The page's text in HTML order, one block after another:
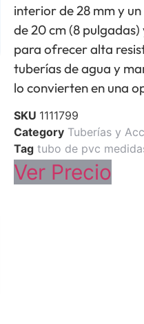
interior de 28 mm y
de 20 cm (8
para ofrecer alta
tuberías de agua y
lo convierten en una
SKU 1111799
Category Tuberías y
Tag tubo de pvc
Ver Precio